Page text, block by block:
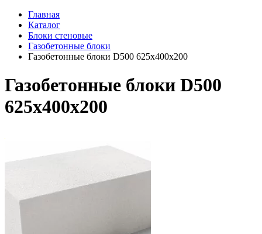
Главная
Каталог
Блоки стеновые
Газобетонные блоки
Газобетонные блоки D500 625х400х200
Газобетонные блоки D500
625х400х200